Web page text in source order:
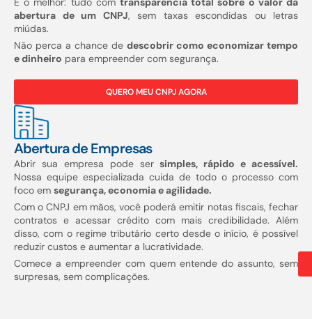
abertura de um CNPJ, sem taxas escondidas ou letras
miúdas.
Não perca a chance de descobrir como economizar tempo
e dinheiro para empreender com segurança.
QUERO MEU CNPJ AGORA
Abertura de Empresas
Abrir sua empresa pode ser simples, rápido e acessível.
Nossa equipe especializada cuida de todo o processo com
foco em segurança, economia e agilidade.
Com o CNPJ em mãos, você poderá emitir notas fiscais, fechar
contratos e acessar crédito com mais credibilidade. Além
disso, com o regime tributário certo desde o início, é possível
reduzir custos e aumentar a lucratividade.
Comece a empreender com quem entende do assunto, sem
surpresas, sem complicações.